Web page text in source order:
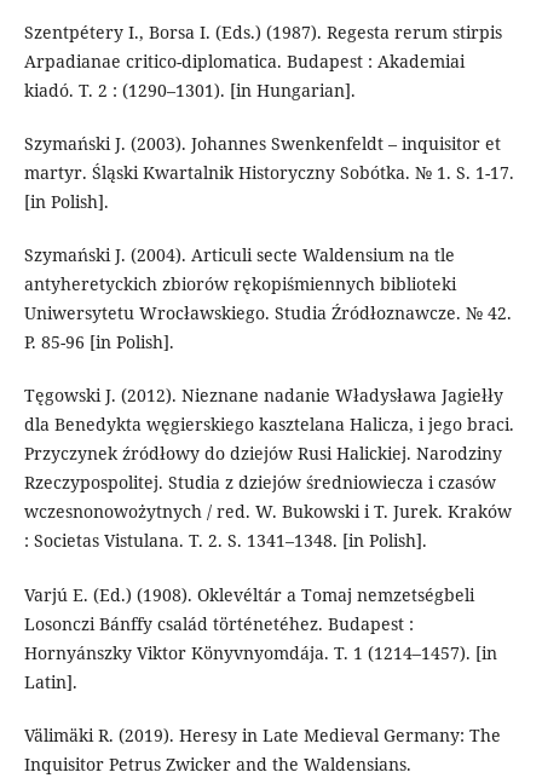
Szent­péte­ry I., Borsa I. (Eds.) (1987). Regesta rerum stirpis
Arpadianae critico-diplomatica. Budapest : Akademiai
kiadó. T. 2 : (1290–1301). [in Hungarian].
Szymański J. (2003). Johannes Swenkenfeldt – inquisitor et
martyr. Śląski Kwartalnik Historyczny Sobótka. № 1. S. 1-17.
[in Polish].
Szymański J. (2004). Articuli secte Waldensium na tle
antyheretyckich zbiorów rękopiśmiennych biblioteki
Uniwersytetu Wrocławskiego. Studia Źródłoznawcze. № 42.
P. 85-96 [in Polish].
Tęgowski J. (2012). Nieznane nadanie Władysława Jagiełły
dla Benedykta węgierskiego kasztelana Halicza, i jego braci.
Przyczynek źródłowy do dziejów Rusi Halickiej. Narodziny
Rzeczypospolitej. Studia z dziejów średniowiecza i czasów
wczesnonowożytnych / red. W. Bukowski i T. Jurek. Kraków
: Societas Vistulana. T. 2. S. 1341–1348. [in Polish].
Varjú E. (Ed.) (1908). Oklevéltár a Tomaj nemzetségbeli
Losonczi Bánffy család történetéhez. Budapest :
Hornyánszky Viktor Könyvnyomdája. T. 1 (1214–1457). [in
Latin].
Välimäki R. (2019). Heresy in Late Medieval Germany: The
Inquisitor Petrus Zwicker and the Waldensians.